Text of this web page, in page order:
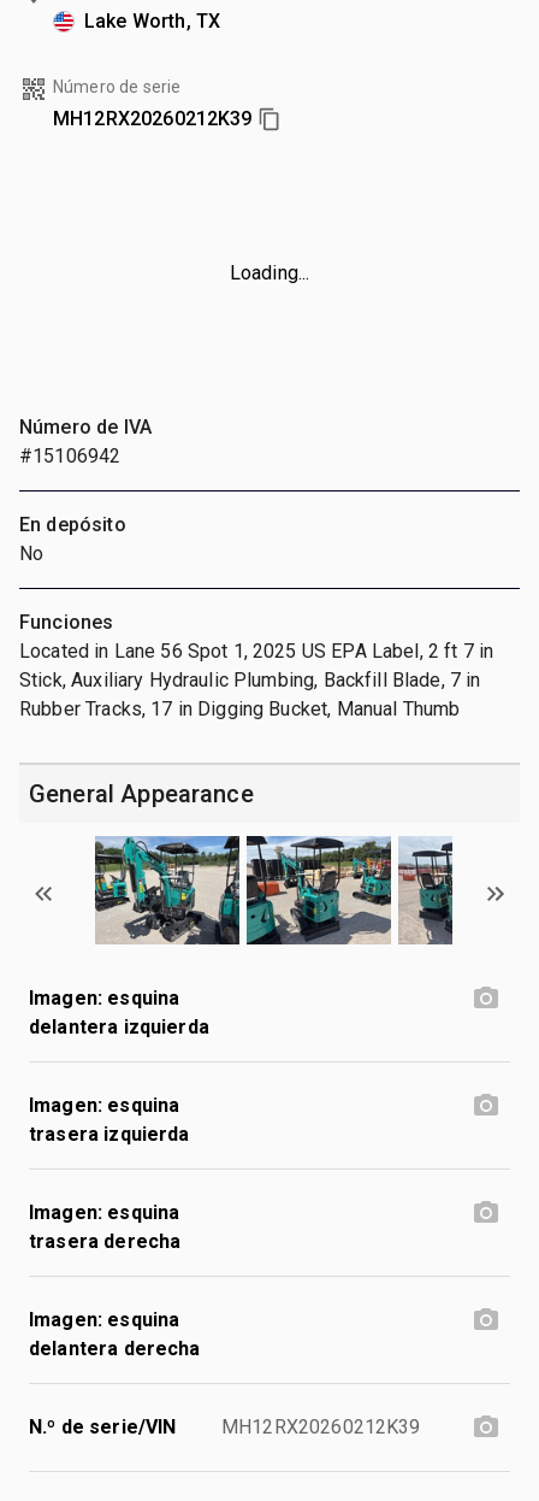
Lake Worth, TX
Número de serie
MH12RX20260212K39
Loading...
Número de IVA
#15106942
En depósito
No
Funciones
Located in Lane 56 Spot 1, 2025 US EPA Label, 2 ft 7 in
Stick, Auxiliary Hydraulic Plumbing, Backfill Blade, 7 in
Rubber Tracks, 17 in Digging Bucket, Manual Thumb
General Appearance
Imagen: esquina
delantera izquierda
Imagen: esquina
trasera izquierda
Imagen: esquina
trasera derecha
Imagen: esquina
delantera derecha
N.º de serie/VIN MH12RX20260212K39